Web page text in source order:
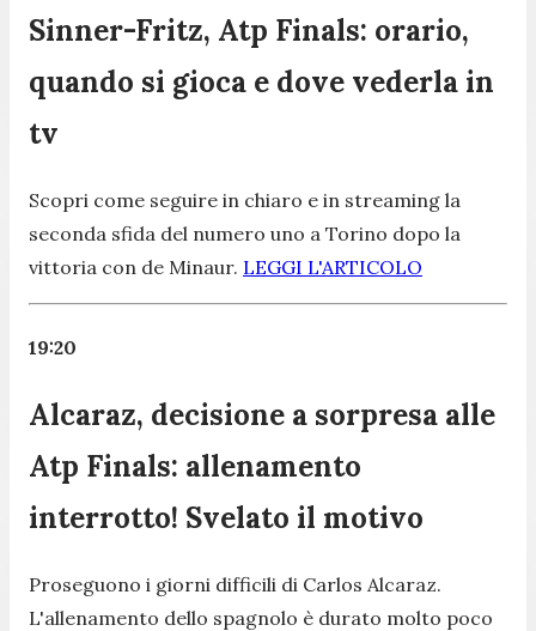
Sinner-Fritz, Atp Finals: orario,
quando si gioca e dove vederla in
tv
Scopri come seguire in chiaro e in streaming la
seconda sfida del numero uno a Torino dopo la
vittoria con de Minaur. LEGGI L'ARTICOLO
19:20
Alcaraz, decisione a sorpresa alle
Atp Finals: allenamento
interrotto! Svelato il motivo
Proseguono i giorni difficili di Carlos Alcaraz.
L'allenamento dello spagnolo è durato molto poco